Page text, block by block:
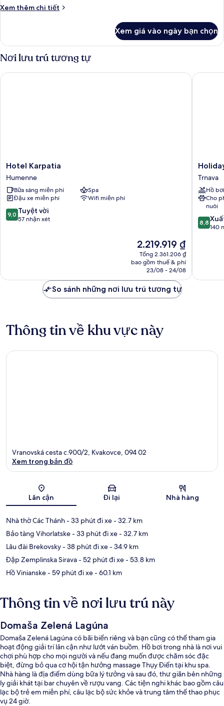
hồ
ngủ,
quang
cảnh
hồ
Xem thêm chi tiết
Chi
Căn
1
ngủ,
Xem giá vào ngày bạn chọn
Nơi lưu trú tương tự
Hotel
Karpatia
Humenne
Hotel Karpatia
Humenne
Bữa sáng miễn phí
Spa
Đậu xe miễn phí
Wifi miễn phí
9.0
trên
9,0 Tuyệt vời
57 nhận xét
Giá
hiện
tại
2.219.919 ₫
2.219.919 ₫
Tổng 2.361.206 ₫
bao gồm thuế & phí
23/08 - 24/08
Hotel Karpatia
Holiday
Inn
Trnava
by
IHG
Trnava
Trnava
Hồ bơi
Cho
nuôi
8.8
trên
xét
8,8
140
Holiday
So sánh những nơi lưu trú tương tự
Thông tin về khu vực này
Bản đồ
Vranovská cesta c.900/2, Kvakovce, 094 02
Xem trong bản đồ
Lân cận Đi lại Nhà hàng
Nhà thờ Các Thánh- 33 phút đi xe- 32.7 km
Bảo tàng Vihorlatske- 33 phút đi xe- 32.7 km
Lâu đài Brekovsky- 38 phút đi xe- 34.9 km
Đập Zemplinska Sirava- 52 phút đi xe- 53.8 km
Hồ Vinianske- 59 phút đi xe- 60.1 km
Thông tin về nơi lưu trú này
Domaša Zelená Lagúna
Domaša Zelená Lagúna có bãi biển riêng và bạn cũng có thể tham gia
hoạt động giải trí lân cận như lướt ván buồm. Hồ bơi trong nhà là nơi vui
chơi phù hợp cho mọi người và nếu đang muốn được chăm sóc đặc
biệt, đừng bỏ qua cơ hội tận hưởng massage Thụy Điển tại khu spa.
Nhà hàng là địa điểm dùng bữa lý tưởng và sau đó, thư giãn bên những
ly giải khát tại bar chuyên về rượu vang. Các tiện nghi khác bao gồm câu
lạc bộ trẻ em miễn phí, câu lạc bộ sức khỏe và trung tâm thể thao phục
vụ 24 giờ.